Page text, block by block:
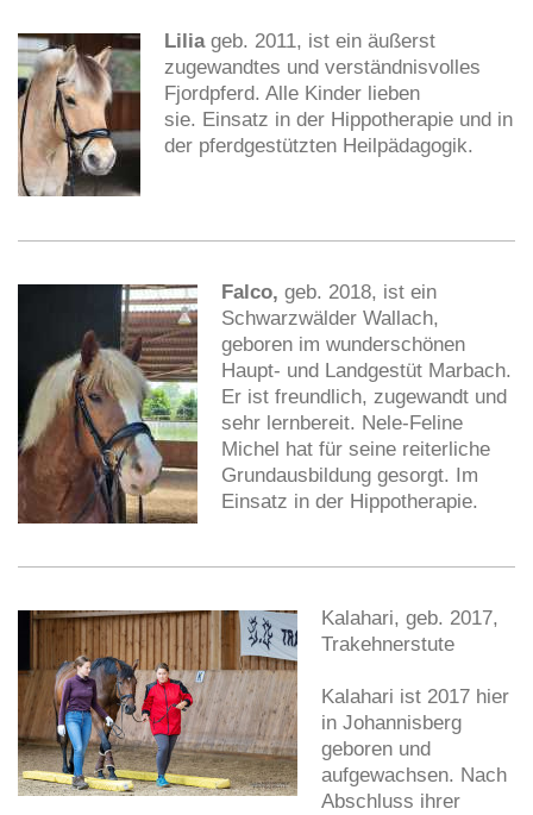
Liliageb. 2011, ist ein äußerst
zugewandtes und verständnisvolles
Fjordpferd. Alle Kinder lieben
sie. Einsatz in der Hippotherapie und in
der pferdgestützten Heilpädagogik.
Falco, geb. 2018, ist ein
Schwarzwälder Wallach,
geboren im wunderschönen
Haupt- und Landgestüt Marbach.
Er ist freundlich, zugewandt und
sehr lernbereit. Nele-Feline
Michel hat für seine reiterliche
Grundausbildung gesorgt. Im
Einsatz in der Hippotherapie.
Kalahari, geb. 2017,
Trakehnerstute
Kalahari ist 2017 hier
in Johannisberg
geboren und
aufgewachsen. Nach
Abschluss ihrer